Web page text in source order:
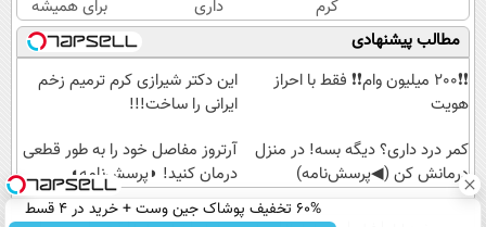
ترمیم
کننده
23
روزه
کرم
ترمیم
زخم
ایرانی را
داری
بخری
؟ PS5
؟
گوشی؟
میلیون
اعتبار
بگیر و
قسطی
برای همیشه
درمان کن!
◗پرسش‌نامه◖
مطالب پیشنهادی
❗❗200 میلیون وام❗❗ فقط با احراز
هویت
این دکتر شیرازی کرم ترمیم زخم
ایرانی را ساخت!!!
کمر درد داری؟ دیگه بسه! در منزل
درمانش کن (◀پرسش‌نامه)
آرتروز مفاصل خود را به طور قطعی
درمان کنید! ◗پرسش‌نامه◖
60% تخفیف پوشاک جین وست + خرید در 4 قسط